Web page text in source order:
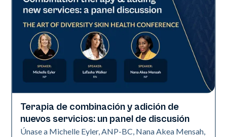
Art of Diversity
Terapia de combinación y adición de
nuevos servicios: un panel de discusión
Únase a Michelle Eyler, ANP-BC, Nana Akea Mensah,